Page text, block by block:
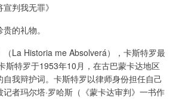
判我无罪》
的礼物。
（La Historia me Absolverá），卡斯特罗最
斯特罗于1953年10月，在古巴蒙卡达地区
我辩护词。卡斯特罗以律师身份担任自己
者玛尔塔·罗哈斯（《蒙卡达审判》一书作